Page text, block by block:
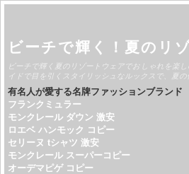
ビーチで輝く！夏のリ
ビーチで輝く夏のリゾートウェアでおしゃれを楽
イドで目を引くスタイリッシュなルックスで、夏の
有名人が愛する名牌ファッションブランド
フランクミュラー
モンクレール ダウン 激安
ロエベ ハンモック コピー
セリーヌ tシャツ 激安
モンクレール スーパーコピー
オーデマピゲ コピー